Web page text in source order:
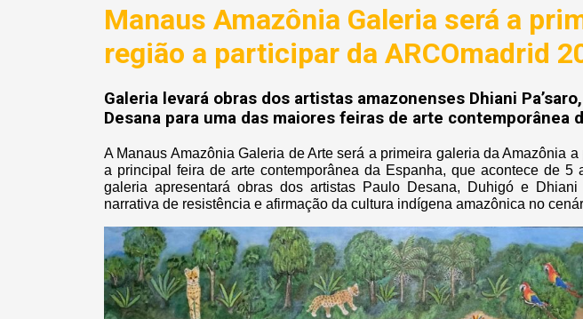
Manaus Amazônia Galeria será a
região a participar da ARCOmadrid
Galeria levará obras dos artistas amazonenses Dhiani
Desana para uma das maiores feiras de arte contemporânea
A Manaus Amazônia Galeria de Arte será a primeira galeria da Amazônia
a principal feira de arte contemporânea da Espanha, que acontece de 5
galeria apresentará obras dos artistas Paulo Desana, Duhigó e Dhiani
narrativa de resistência e afirmação da cultura indígena amazônica no